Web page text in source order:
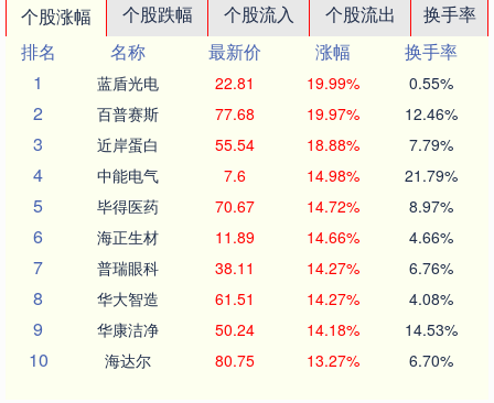
个股涨幅 个股跌幅 个股流入 个股流出
换手率
排名
名称 最新价 涨幅
换手率
1
蓝盾光电 22.81 19.99% 0.55%
2 百普赛斯 77.68 19.97% 12.46%
3 近岸蛋白 55.54 18.88% 7.79%
4 中能电气 7.6 14.98% 21.79%
5 毕得医药 70.67 14.72% 8.97%
6 海正生材 11.89 14.66% 4.66%
7 普瑞眼科 38.11 14.27% 6.76%
8 华大智造 61.51 14.27% 4.08%
9 华康洁净 50.24 14.18% 14.53%
10 海达尔 80.75 13.27% 6.70%